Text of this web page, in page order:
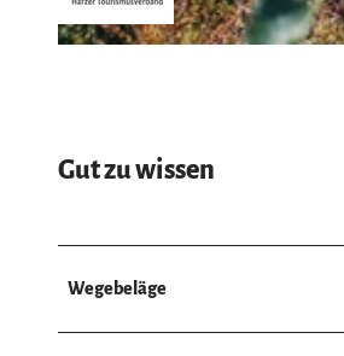
Gut zu wissen
Wegebeläge